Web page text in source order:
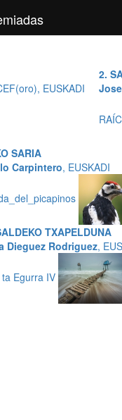
EUSKADI
2.
SARIA
Carpintero, EUSKADI
TXAPELDUNA
Dieguez Rodriguez,
Egurra IV